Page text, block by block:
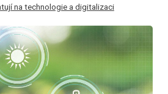
na technologie a digitalizaci